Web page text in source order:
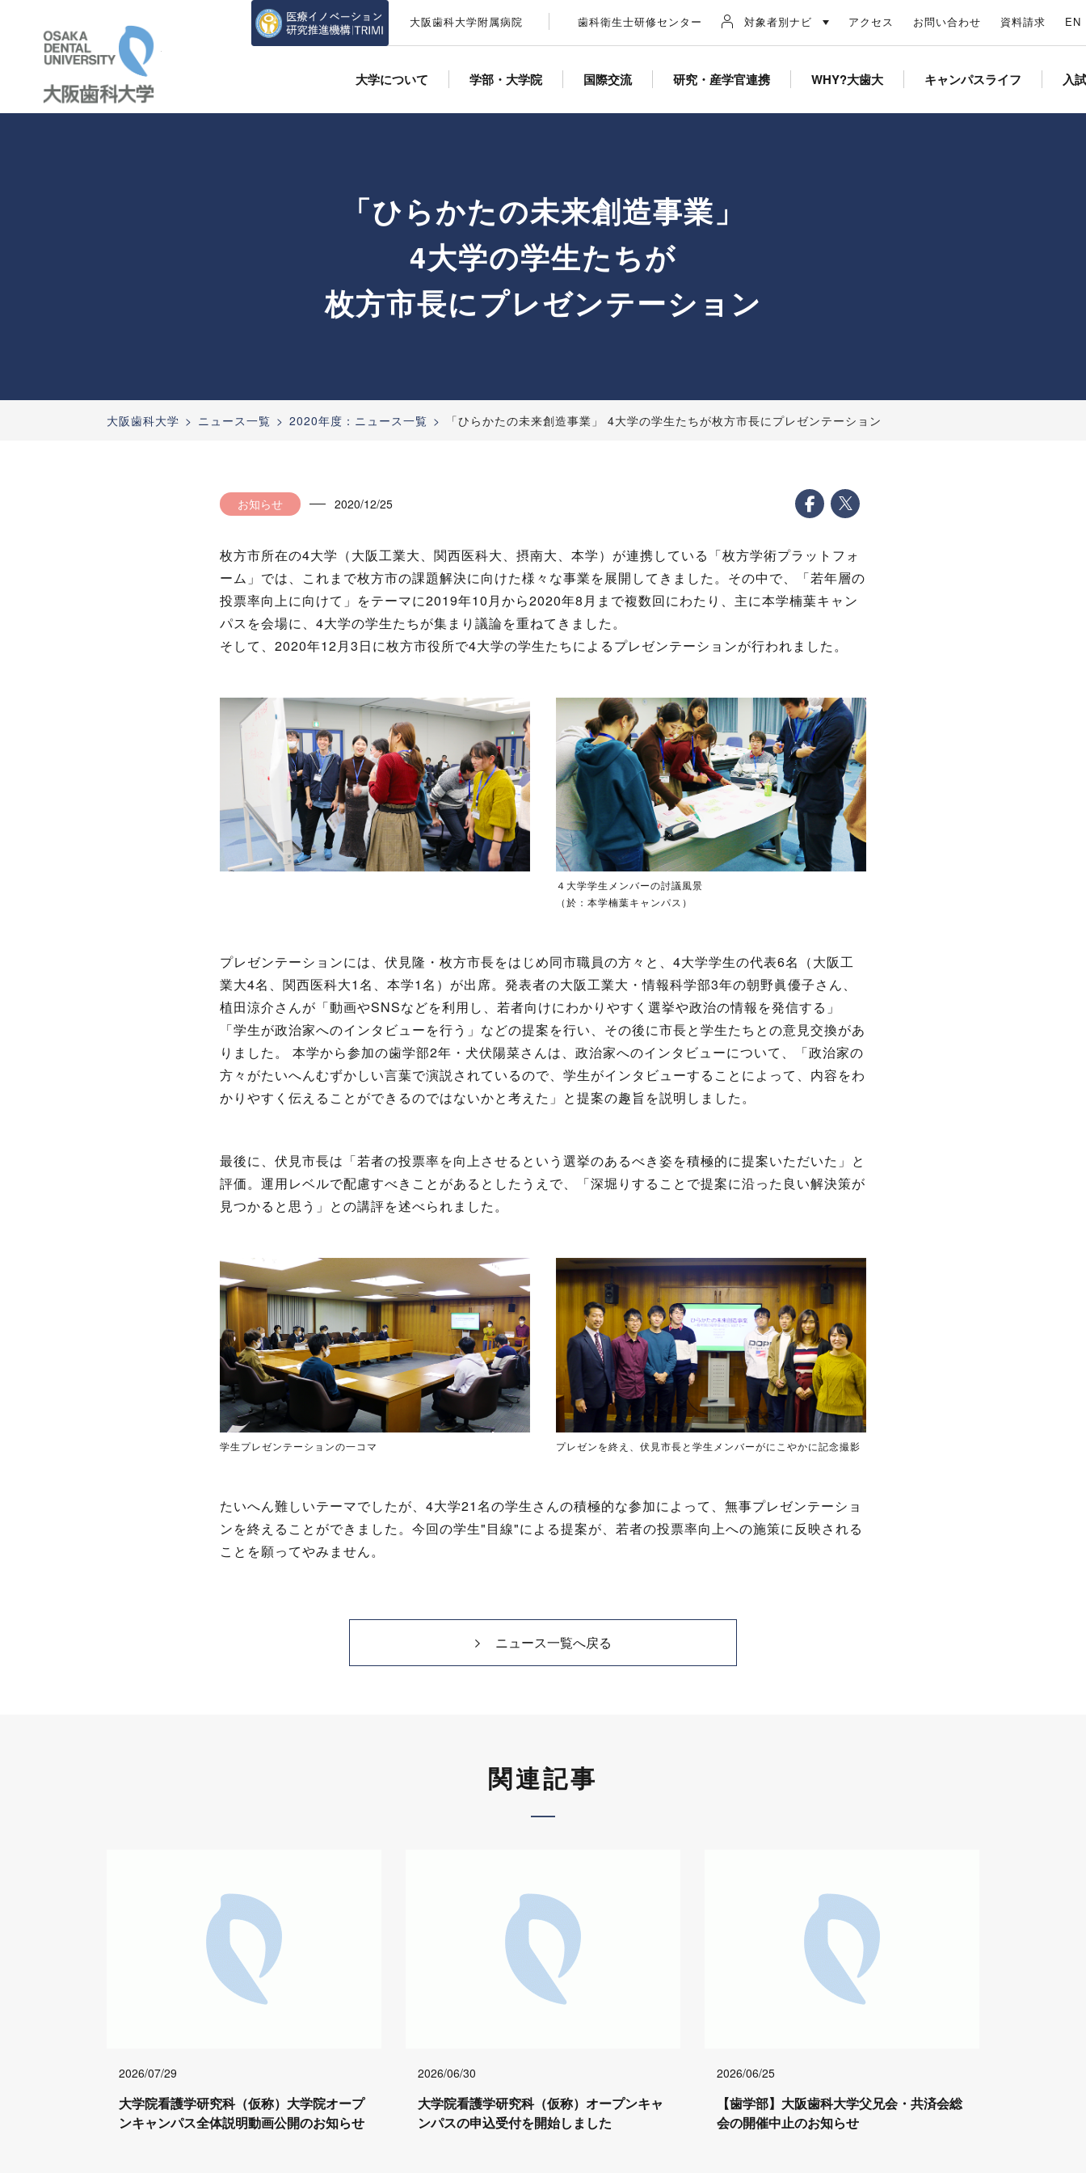
大阪歯科大学 大阪歯科大学附属病院 歯科衛生士研修センター 対象者別ナビ アクセス お問い合わせ 資料請求 EN
大学について 学部・大学院 国際交流 研究・産学官連携 WHY?大歯大 キャンパスライフ 入
「ひらかたの未来創造事業」
4大学の学生たちが
枚方市長にプレゼンテーション
大阪歯科大学 ニュース一覧 2020年度：ニュース一覧 「ひらかたの未来創造事業」 4大学の学生たちが枚方市長にプレゼンテーション
お知らせ 2020/12/25
枚方市所在の4大学（大阪工業大、関西医科大、摂南大、本学）が連携している「枚方学術プラットフォ
ーム」では、これまで枚方市の課題解決に向けた様々な事業を展開してきました。その中で、「若年層の
投票率向上に向けて」をテーマに2019年10月から2020年8月まで複数回にわたり、主に本学楠葉キャン
パスを会場に、4大学の学生たちが集まり議論を重ねてきました。
そして、2020年12月3日に枚方市役所で4大学の学生たちによるプレゼンテーションが行われました。
４大学学生メンバーの討議風景
（於：本学楠葉キャンパス）
プレゼンテーションには、伏見隆・枚方市長をはじめ同市職員の方々と、4大学学生の代表6名（大阪工
業大4名、関西医科大1名、本学1名）が出席。発表者の大阪工業大・情報科学部3年の朝野眞優子さん、
植田涼介さんが「動画やSNSなどを利用し、若者向けにわかりやすく選挙や政治の情報を発信する」
「学生が政治家へのインタビューを行う」などの提案を行い、その後に市長と学生たちとの意見交換があ
りました。 本学から参加の歯学部2年・犬伏陽菜さんは、政治家へのインタビューについて、「政治家の
方々がたいへんむずかしい言葉で演説されているので、学生がインタビューすることによって、内容をわ
かりやすく伝えることができるのではないかと考えた」と提案の趣旨を説明しました。
最後に、伏見市長は「若者の投票率を向上させるという選挙のあるべき姿を積極的に提案いただいた」と
評価。運用レベルで配慮すべきことがあるとしたうえで、「深堀りすることで提案に沿った良い解決策が
見つかると思う」との講評を述べられました。
学生プレゼンテーションの一コマ プレゼンを終え、伏見市長と学生メンバーがにこやかに記念撮影
たいへん難しいテーマでしたが、4大学21名の学生さんの積極的な参加によって、無事プレゼンテーショ
ンを終えることができました。今回の学生"目線"による提案が、若者の投票率向上への施策に反映される
ことを願ってやみません。
ニュース一覧へ戻る
関連記事
2026/07/29
大学院看護学研究科（仮称）大学院オープ
ンキャンパス全体説明動画公開のお知らせ
2026/06/30
大学院看護学研究科（仮称）オープンキャ
ンパスの申込受付を開始しました
2026/06/25
【歯学部】大阪歯科大学父兄会・共済会総
会の開催中止のお知らせ